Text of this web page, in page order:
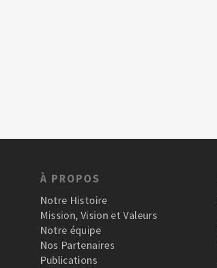
À PROPOS
Notre Histoire
Mission, Vision et Valeurs
Notre équipe
Nos Partenaires
Publications